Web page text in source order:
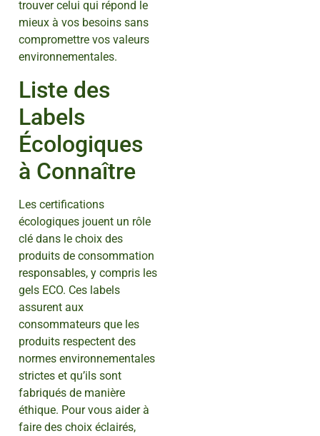
trouver celui qui répond le
mieux à vos besoins sans
compromettre vos valeurs
environnementales.
Liste des
Labels
Écologiques
à Connaître
Les certifications
écologiques jouent un rôle
clé dans le choix des
produits de consommation
responsables, y compris les
gels ECO. Ces labels
assurent aux
consommateurs que les
produits respectent des
normes environnementales
strictes et qu’ils sont
fabriqués de manière
éthique. Pour vous aider à
faire des choix éclairés,